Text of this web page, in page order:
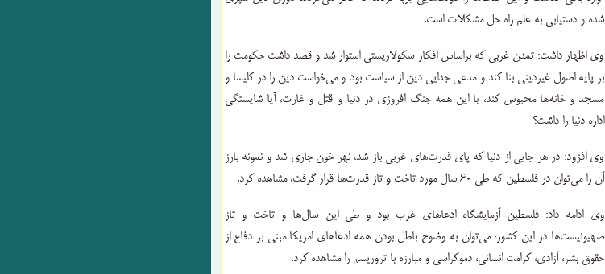
شده و دستیابی به علم راه حل مشکلات است.
وی اظهار داشت: تمدن غربی که براساس افکار سکولاریستی استوار شد و قصد داشت حکومت را
بر پایه اصول غیردینی بنا کند و مدعی جدایی دین از سیاست بود و می‌خواست دین را در کلیسا و
مسجد و خانه‌ها محبوس کند، با این همه جنگ افروزی در دنیا و قتل و غارت، آیا شایستگی
اداره دنیا را داشت؟
وی افزود: در هر جایی از دنیا که پای قدرت‌های غربی باز شد، نهر خون جاری شد و نمونه بارز
آن را می‌توان در فلسطین که طی ۶۰ سال مورد تاخت و تاز قدرت‌ها قرار گرفت، مشاهده کرد.
وی ادامه داد: فلسطین آزمایشگاه ادعاهای غرب بود و طی این سال‌ها و تاخت و تاز
صهیونیست‌ها در این کشور، می‌توان به وضوح باطل بودن همه ادعاهای امریکا مبنی بر دفاع از
حقوق بشر، آزادی، کرامت انسانی، دموکراسی و مبارزه با تروریسم را مشاهده کرد.